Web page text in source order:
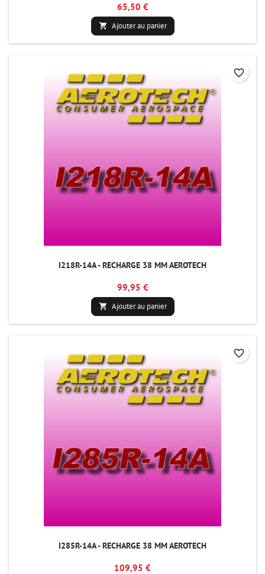
65,50 €
 Ajouter au panier
I218R-14A - RECHARGE 38 MM AEROTECH
99,95 €
 Ajouter au panier
favorite_border
I285R-14A - RECHARGE 38 MM AEROTECH
109,95 €
favorite_border